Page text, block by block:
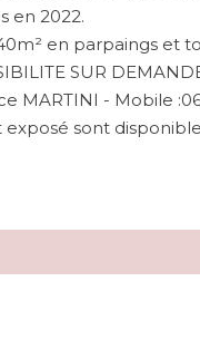
en 2022.
en parpaings
SUR
- Mobile
sont